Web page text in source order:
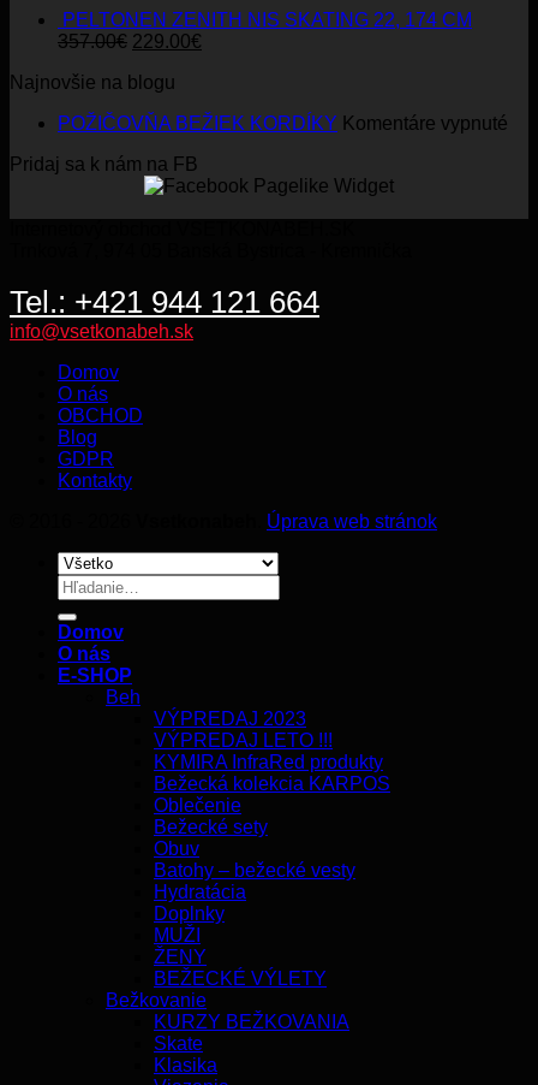
PELTONEN ZENITH NIS SKATING 22, 174 CM
357.00€ Original
was:
229.00€
Najnovšie na blogu
POŽIČOVŇA BEŽIEK KORDÍKY Komentáre vypnuté
Pridaj sa k nám na FB
Tel.: +421 944 121 664
info@vsetkonabeh.sk
Domov
O nás
OBCHOD
Blog
GDPR
Kontakty
Úprava web stránok
Hľadať:
Domov
O nás
E-SHOP
Beh
VÝPREDAJ 2023
VÝPREDAJ LETO !!!
KYMIRA InfraRed produkty
Bežecká kolekcia KARPOS
Oblečenie
Bežecké sety
Obuv
Batohy – bežecké vesty
Hydratácia
Doplnky
MUŽI
ŽENY
BEŽECKÉ VÝLETY
Bežkovanie
KURZY BEŽKOVANIA
Skate
Klasika